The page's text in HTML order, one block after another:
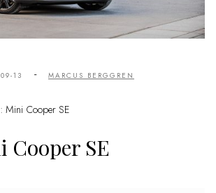
13 - MARCUS BERGGREN
Mini Cooper SE
Cooper SE